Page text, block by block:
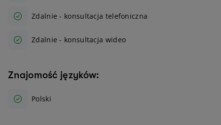
Zdalnie - konsultacja telefoniczna
Zdalnie - konsultacja wideo
Znajomość języków:
Polski